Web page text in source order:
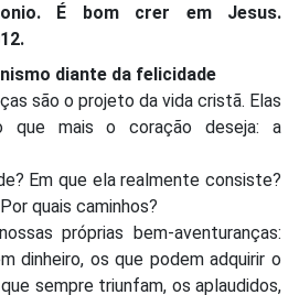
É bom crer em Jesus.
diante da felicidade
são o projeto da vida cristã. Elas
que mais o coração deseja: a
Em que ela realmente consiste?
quais caminhos?
próprias bem-aventuranças:
dinheiro, os que podem adquirir o
sempre triunfam, os aplaudidos,